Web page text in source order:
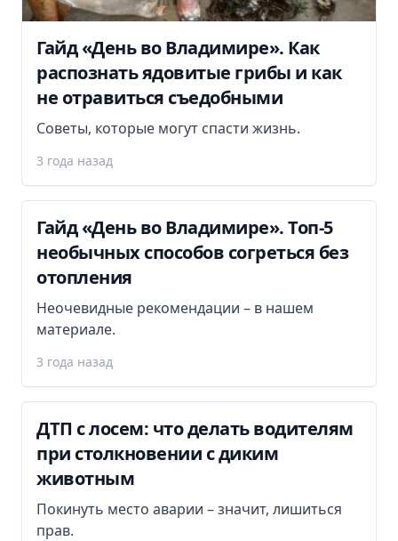
Гайд «День во Владимире». Как
распознать ядовитые грибы и как
не отравиться съедобными
Советы, которые могут спасти жизнь.
3 года назад
Гайд «День во Владимире». Топ-5
необычных способов согреться без
отопления
Неочевидные рекомендации – в нашем
материале.
3 года назад
ДТП с лосем: что делать водителям
при столкновении с диким
животным
Покинуть место аварии – значит, лишиться
прав.